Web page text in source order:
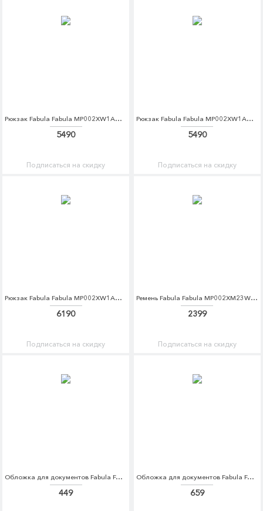
Рюкзак Fabula Fabula MP002XW1AMFY
5490
Подписаться на скидку
Рюкзак Fabula Fabula MP002XW1AMFZ
5490
Подписаться на скидку
Рюкзак Fabula Fabula MP002XW1AMG9
6190
Подписаться на скидку
Ремень Fabula Fabula MP002XM23WCQ
2399
Подписаться на скидку
Обложка для документов Fabula Fabula MP002XW1AMC5
449
Обложка для документов Fabula Fabula MP002XW1GQGK
659